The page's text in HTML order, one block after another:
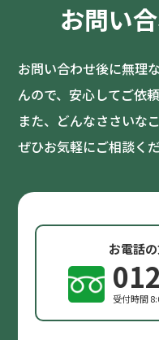
お問い
お問い合わせ後に無理
んので、安心してご依
また、どんなささいな
ぜひお気軽にご相談くだ
お電話
受付時間